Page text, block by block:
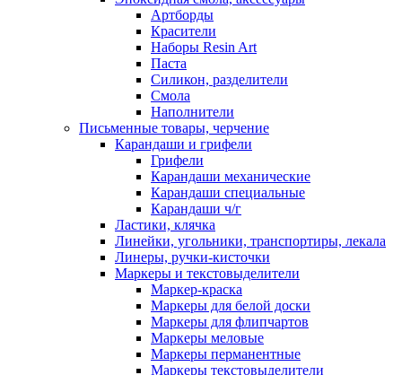
Артборды
Красители
Наборы Resin Art
Паста
Силикон, разделители
Смола
Наполнители
Письменные товары, черчение
Карандаши и грифели
Грифели
Карандаши механические
Карандаши специальные
Карандаши ч/г
Ластики, клячка
Линейки, угольники, транспортиры, лекала
Линеры, ручки-кисточки
Маркеры и текстовыделители
Маркер-краска
Маркеры для белой доски
Маркеры для флипчартов
Маркеры меловые
Маркеры перманентные
Маркеры текстовыделители